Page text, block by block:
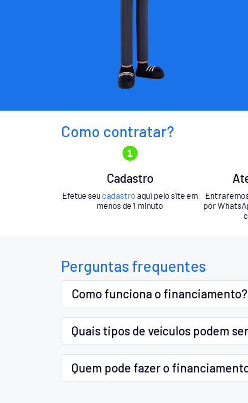
Como contratar?
Cadastro
Efetue seu cadastro aqui pelo site em
menos de 1 minuto
por
Perguntas frequentes
Como funciona o financiamento?
Quais tipos de veículos podem
Quem pode fazer o